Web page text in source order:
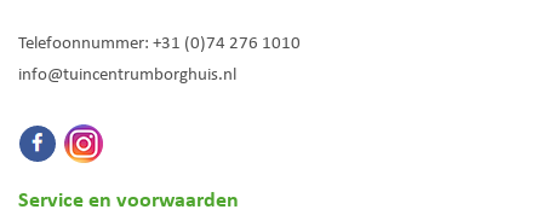
Telefoonnummer: +31 (0)74 276 1010
info@tuincentrumborghuis.nl
Service en voorwaarden